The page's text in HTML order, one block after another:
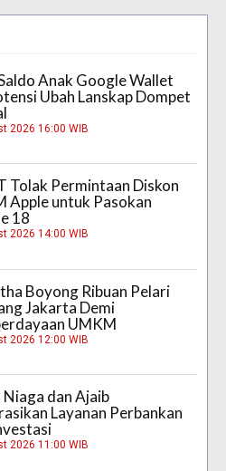
Anak Google Wallet
Ubah Lanskap Dompet
2026 16:00 WIB
Tolak Permintaan Diskon
Apple untuk Pasokan
18
2026 14:00 WIB
Boyong Ribuan Pelari
Jakarta Demi
UMKM
2026 12:00 WIB
Niaga dan Ajaib
Layanan Perbankan
2026 11:00 WIB